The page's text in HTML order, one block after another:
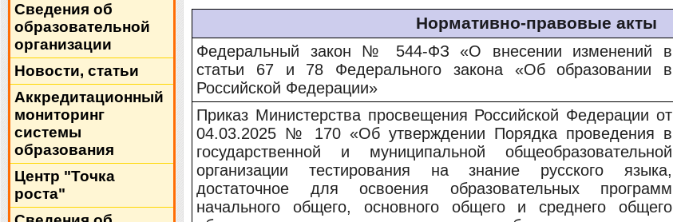
Сведения об
образовательной
организации
Новости, статьи
Аккредитационный
мониторинг
системы
образования
Центр "Точка
роста"
Нормативно-правовые акты
Федеральный закон № 544-ФЗ «О внесении изменений в
статьи 67 и 78 Федерального закона «Об образовании в
Российской Федерации»
Приказ Министерства просвещения Российской Федерации от
04.03.2025 № 170 «Об утверждении Порядка проведения в
государственной и муниципальной общеобразовательной
организации тестирования на знание русского языка,
достаточное для освоения образовательных программ
начального общего, основного общего и среднего общего